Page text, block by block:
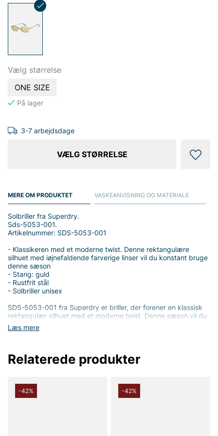
Vælg størrelse
ONE SIZE
3-7 arbejdsdage
VÆLG STØRRELSE
MERE OM PRODUKTET
Læs mere
Solbriller fra Superdry.
Sds-5053-001.
Artikelnummer: SDS-5053-001
- Klassikeren med et moderne twist. Denne rektangulære
silhuet med iøjnefaldende farverige linser vil du konstant bruge
denne sæson
- Stang: guld
- Rustfrit stål
- Solbriller unisex
SDS-5053-001 fra Superdry er briller, der forener en klassisk
rektangulær silhuet med et moderne twist. Denne sæson vil du
bruge dem igen og igen takket være den iøjnefaldende
farverige linse, der løfter hvert outfit. Brillerne er unisex, hvilket
Rammen er fremstillet af rustfrit stål og prydes af en
holdbare konstruktion og den rene geometri giver en stil, der
føles opdateret uden at miste sin tidløse følelse. Den
rektangulære form gør det nemt at matche brillerne med både
VASKEANVISNING OG MATERIALE
Relaterede produkter
-42% -42%